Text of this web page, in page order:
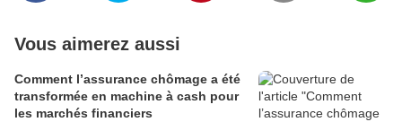
Vous aimerez aussi
Comment l’assurance chômage a été
transformée en machine à cash pour
les marchés financiers